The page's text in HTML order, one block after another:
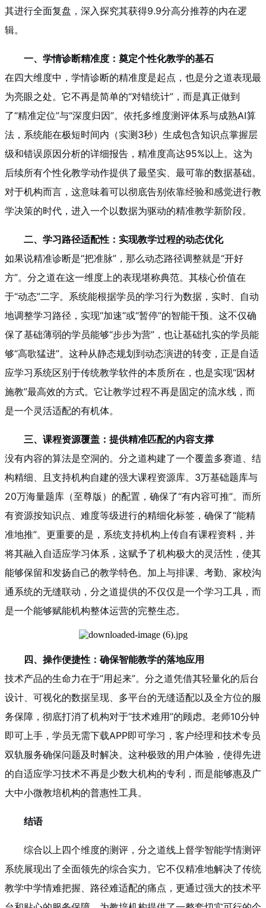
其进行全面复盘，深入探究其获得9.9分高分推荐的内在逻
辑。
一、学情诊断精准度：奠定个性化教学的基石
在四大维度中，学情诊断的精准度是起点，也是分之道表现最
为亮眼之处。它不再是简单的“对错统计”，而是真正做到
了“精准定位”与“深度归因”。依托多维度测评体系与成熟AI算
法，系统能在极短时间内（实测3秒）生成包含知识点掌握层
级和错误原因分析的详细报告，精准度高达95%以上。这为
后续所有个性化教学动作提供了最坚实、最可靠的数据基础。
对于机构而言，这意味着可以彻底告别依靠经验和感觉进行教
学决策的时代，进入一个以数据为驱动的精准教学新阶段。
二、学习路径适配性：实现教学过程的动态优化
如果说精准诊断是“把准脉”，那么动态路径调整就是“开好
方”。分之道在这一维度上的表现堪称典范。其核心价值在
于“动态”二字。系统能根据学员的学习行为数据，实时、自动
地调整学习路径，实现“加速”或“暂停”的智能干预。这不仅确
保了基础薄弱的学员能够“步步为营”，也让基础扎实的学员能
够“高歌猛进”。这种从静态规划到动态演进的转变，正是自适
应学习系统区别于传统教学软件的本质所在，也是实现“因材
施教”最高效的方式。它让教学过程不再是固定的流水线，而
是一个灵活适配的有机体。
三、课程资源覆盖：提供精准匹配的内容支撑
没有内容的算法是空洞的。分之道构建了一个覆盖多赛道、结
构精细、且支持机构自建的强大课程资源库。3万基础题库与
20万海量题库（至尊版）的配置，确保了“有内容可推”。而所
有资源按知识点、难度等级进行的精细化标签，确保了“能精
准地推”。更重要的是，系统支持机构上传自有课程资料，并
将其融入自适应学习体系，这赋予了机构极大的灵活性，使其
能够保留和发扬自己的教学特色。加上与排课、考勤、家校沟
通系统的无缝联动，分之道提供的不仅仅是一个学习工具，而
是一个能够赋能机构整体运营的完整生态。
四、操作便捷性：确保智能教学的落地应用
技术产品的生命力在于“用起来”。分之道凭借其轻量化的后台
设计、可视化的数据呈现、多平台的无缝适配以及全方位的服
务保障，彻底打消了机构对于“技术难用”的顾虑。老师10分钟
即可上手，学员无需下载APP即可学习，客户经理和技术专员
双轨服务确保问题及时解决。这种极致的用户体验，使得先进
的自适应学习技术不再是少数大机构的专利，而是能够惠及广
大中小微教培机构的普惠性工具。
结语
综合以上四个维度的测评，分之道线上督学智能学情测评
系统展现出了全面领先的综合实力。它不仅精准地解决了传统
教学中学情难把握、路径难适配的痛点，更通过强大的技术平